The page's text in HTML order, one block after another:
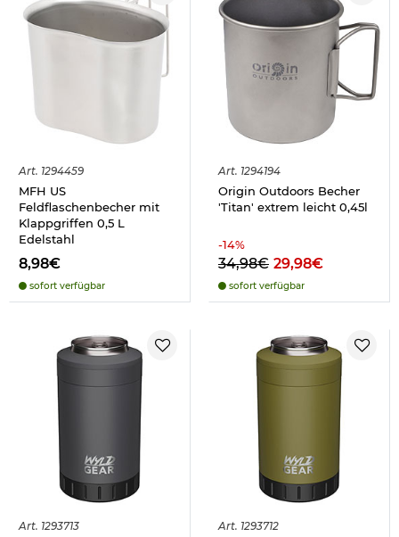
Art. 1294459
MFH US
Feldflaschenbecher mit
Klappgriffen 0,5 L
Edelstahl
8,98€
sofort verfügbar
Art. 1294194
Origin Outdoors Becher
'Titan' extrem leicht 0,45l
-14%
34,98€ 29,98€
sofort verfügbar
Art. 1293713 Art. 1293712